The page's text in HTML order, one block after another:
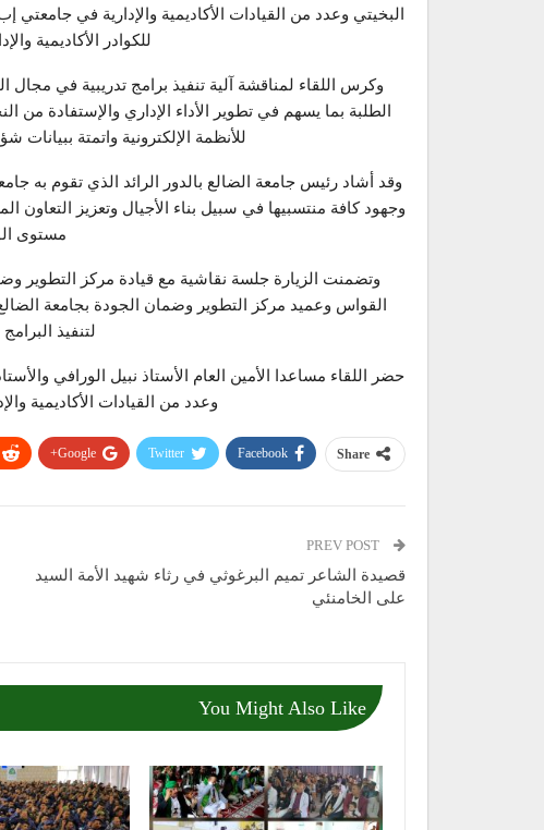
البخيتي وعدد من القيادات الأكاديمية والإدارية في
للكوادر الأكاديمية
وكرس اللقاء لمناقشة آلية تنفيذ برامج تدريبية في
الطلبة بما يسهم في تطوير الأداء الإداري والإستفادة
للأنظمة الإلكترونية واتمتة ببيانات
وقد أشاد رئيس جامعة الضالع بالدور الرائد الذي تقوم به
وجهود كافة منتسبيها في سبيل بناء الأجيال وتعزيز التعاون
مستوى
وتضمنت الزيارة جلسة نقاشية مع قيادة مركز التطوير
القواس وعميد مركز التطوير وضمان الجودة بجامعة
لتنفيذ
حضر اللقاء مساعدا الأمين العام الأستاذ نبيل الورافي
وعدد من القيادات الأكاديمية
Share
Facebook
Twitter
Google+
قصيدة الشاعر تميم البرغوثي في رثاء شهيد الأمة السيد
على الخامنئي
You Might Also Like